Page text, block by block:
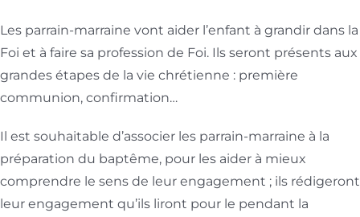
Les parrain-marraine vont aider l’enfant à grandir dans la
Foi et à faire sa profession de Foi. Ils seront présents aux
grandes étapes de la vie chrétienne : première
communion, confirmation…
Il est souhaitable d’associer les parrain-marraine à la
préparation du baptême, pour les aider à mieux
comprendre le sens de leur engagement ; ils rédigeront
leur engagement qu’ils liront pour le pendant la